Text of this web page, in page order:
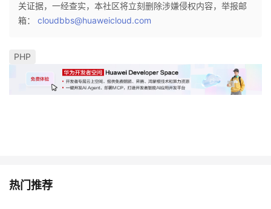
关证据，一经查实，本社区将立刻删除涉嫌侵权内容，举报邮
箱： cloudbbs@huaweicloud.com
PHP
热门推荐